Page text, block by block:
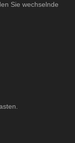
Sie wechselnde